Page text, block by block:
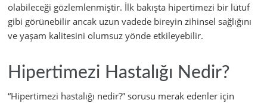
olabileceği gözlemlenmiştir. İlk bakışta hipertimezi bir lütuf
gibi görünebilir ancak uzun vadede bireyin zihinsel sağlığını
ve yaşam kalitesini olumsuz yönde etkileyebilir.
Hipertimezi Hastalığı Nedir?
“Hipertimezi hastalığı nedir?” sorusu merak edenler için